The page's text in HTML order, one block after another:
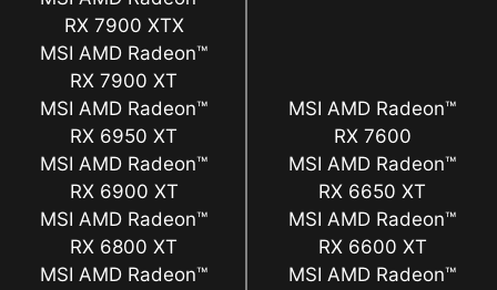
RX 7900 XTX
MSI AMD Radeon™
RX 7900 XT
MSI AMD Radeon™
RX 6950 XT
MSI AMD Radeon™
RX 6900 XT
MSI AMD Radeon™
RX 6800 XT
MSI AMD Radeon™
MSI AMD Radeon™
RX 7600
MSI AMD Radeon™
RX 6650 XT
MSI AMD Radeon™
RX 6600 XT
MSI AMD Radeon™